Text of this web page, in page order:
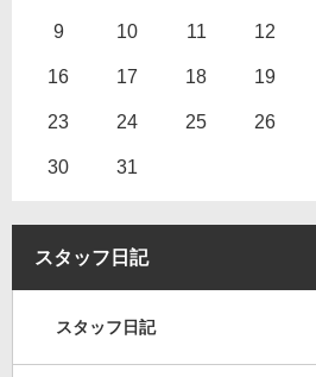
9 10 11 12
16 17 18 19
23 24 25 26
30 31
スタッフ日記
スタッフ日記